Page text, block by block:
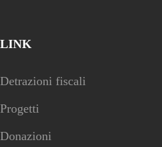
LINK
Detrazioni fiscali
Progetti
Donazioni